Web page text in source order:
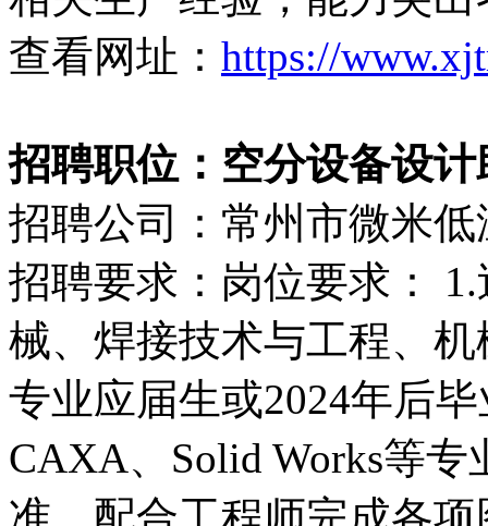
查看网址： https://
招聘职位：空分设备设
招聘公司：常州市微米
招聘要求：岗位要求：
械、焊接技术与工程、
专业应届生或2024年后
CAXA、Solid Works等
准，配合工程师完成各